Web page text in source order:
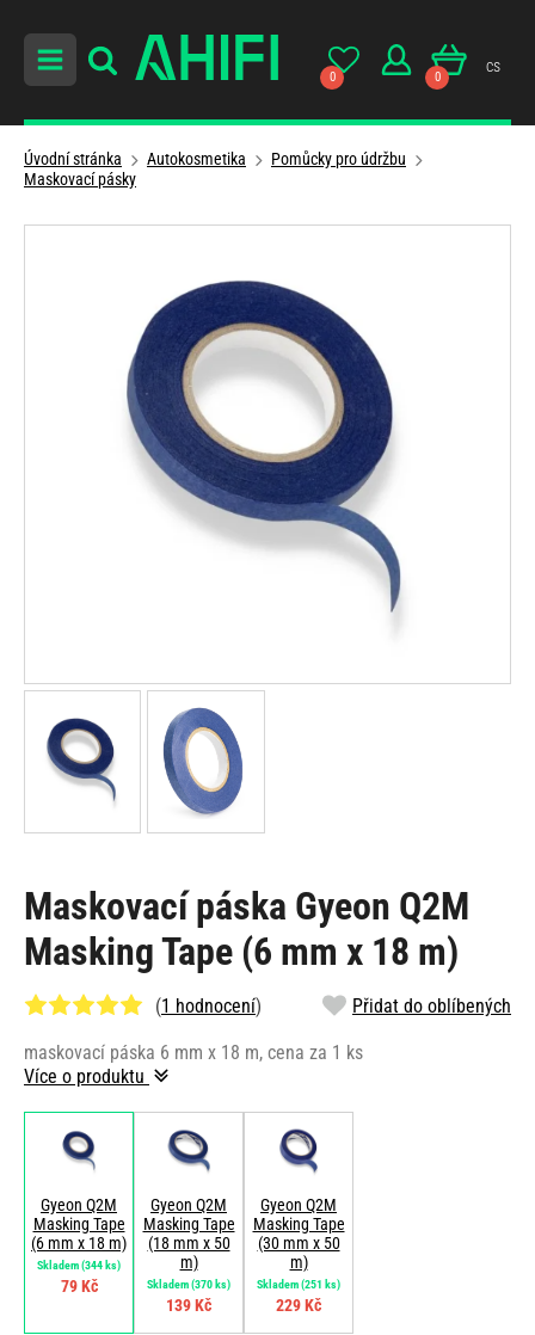
0 0
cs
Úvodní stránka Autokosmetika
Pomůcky pro údržbu
Maskovací pásky
Maskovací páska Gyeon Q2M
Masking Tape (6 mm x 18 m)
(1 hodnocení) Přidat do oblíbených
maskovací páska 6 mm x 18 m, cena za 1 ks
Více o produktu
Gyeon Q2M
Masking Tape
(6 mm x 18 m)
Skladem(344 ks)
79 Kč
Gyeon Q2M
Masking Tape
(18 mm x 50
m)
Skladem(370 ks)
139 Kč
Gyeon Q2M
Masking Tape
(30 mm x 50
m)
Skladem(251 ks)
229 Kč